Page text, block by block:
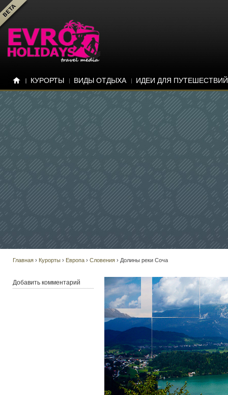
КУРОРТЫ ВИДЫ ОТДЫХА ИДЕИ ДЛЯ ПУТЕШЕСТВИЙ
Главная › Курорты › Европа › Словения › Долины реки Соча
Добавить комментарий